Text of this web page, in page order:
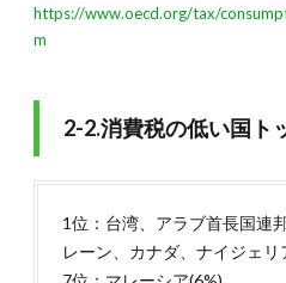
https://www.oecd.org/tax/
m
2-2.消費税の低い国ト
1位：台湾、アラブ首長国連
レーン、カナダ、ナイジェリ